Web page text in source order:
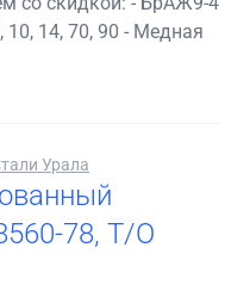
14, 70, 90 - Медная
Урала
78, Т/О